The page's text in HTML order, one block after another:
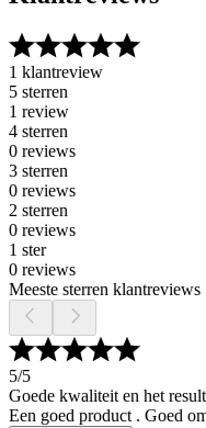
1 klantreview
5 sterren
1 review
4 sterren
0 reviews
3 sterren
0 reviews
2 sterren
0 reviews
1 ster
0 reviews
Meeste sterren klantreviews
5/5
Goede kwaliteit en het
Een goed product . Goed